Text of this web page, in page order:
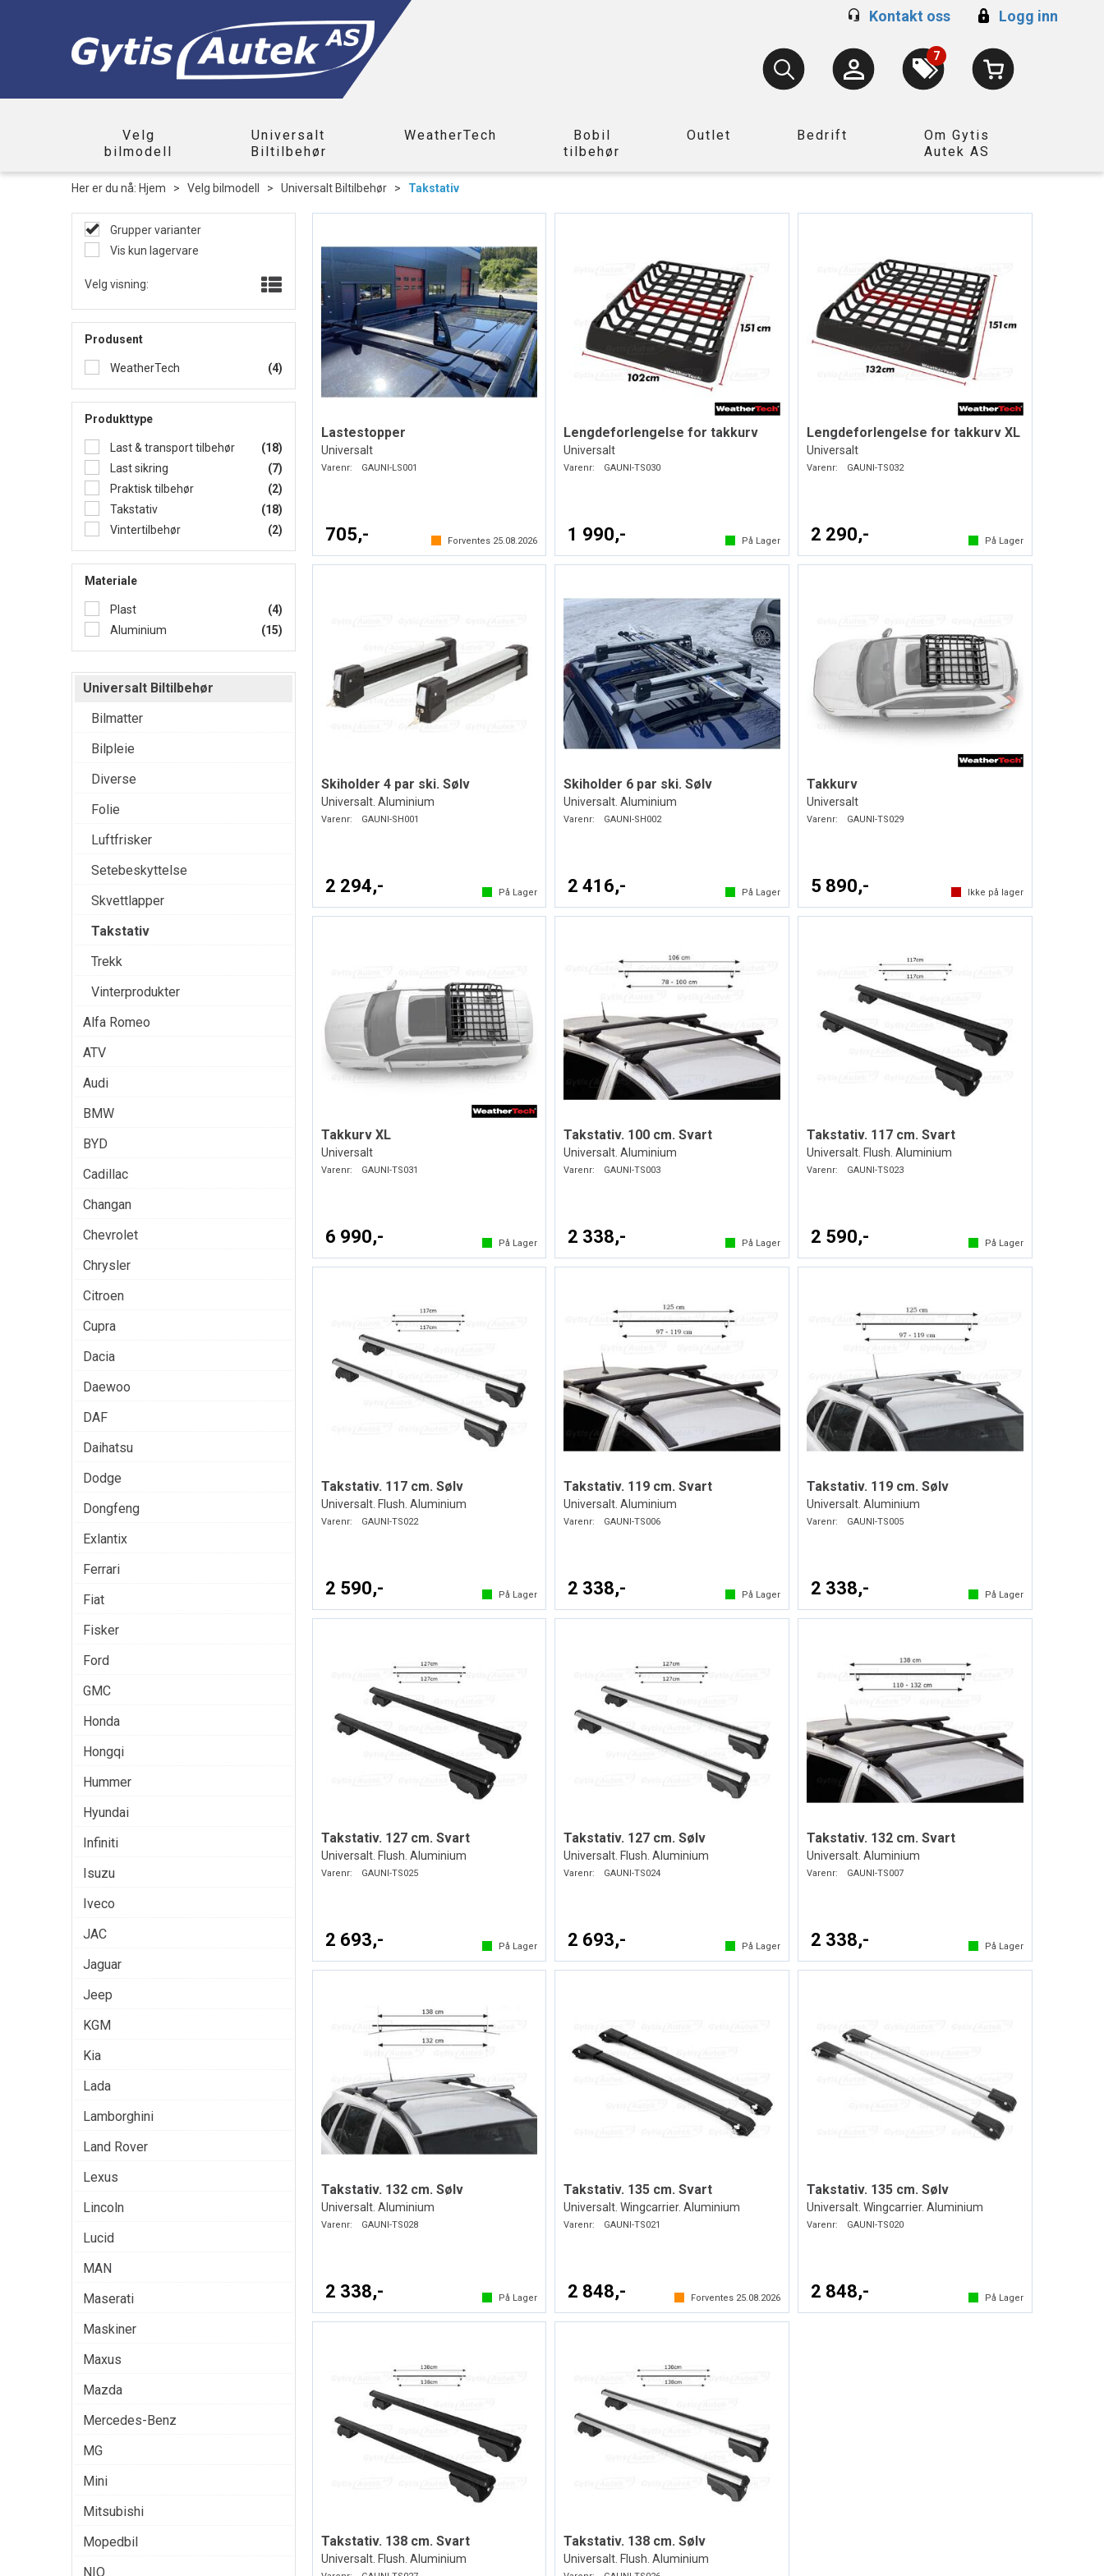
Kontakt oss Logg inn
7
Velg
bilmodell
Universalt
Biltilbehør
WeatherTech
Bobil
tilbehør
Outlet Bedrift
Om Gytis
Autek AS
Her er du nå: Hjem > Velg bilmodell > Universalt Biltilbehør > Takstativ
Grupper varianter
Vis kun lagervare
Velg visning:
Produsent
WeatherTech (4)
Produkttype
Last & transport tilbehør
(18)
Last sikring
(7)
Praktisk tilbehør
(2)
Takstativ
(18)
Vintertilbehør
(2)
Materiale
Plast
(4)
Aluminium
(15)
Universalt Biltilbehør
Bilmatter
Bilpleie
Diverse
Folie
Luftfrisker
Setebeskyttelse
Skvettlapper
Takstativ
Trekk
Vinterprodukter
Alfa Romeo
ATV
Audi
BMW
BYD
Cadillac
Changan
Chevrolet
Chrysler
Citroen
Cupra
Dacia
Daewoo
DAF
Daihatsu
Dodge
Dongfeng
Exlantix
Ferrari
Fiat
Fisker
Ford
GMC
Honda
Hongqi
Hummer
Hyundai
Infiniti
Isuzu
Iveco
JAC
Jaguar
Jeep
KGM
Kia
Lada
Lamborghini
Land Rover
Lexus
Lincoln
Lucid
MAN
Maserati
Maskiner
Maxus
Mazda
Mercedes-Benz
MG
Mini
Mitsubishi
Mopedbil
NIO
Lastestopper
Universalt
Varenr: GAUNI-LS001
705,- Forventes 25.08.2026
Lengdeforlengelse for takkurv
Universalt
Varenr: GAUNI-TS030
1 990,- På Lager
Lengdeforlengelse for takkurv XL
Universalt
Varenr: GAUNI-TS032
2 290,- På Lager
Skiholder 4 par ski. Sølv
Universalt. Aluminium
Varenr: GAUNI-SH001
2 294,- På Lager
Skiholder 6 par ski. Sølv
Universalt. Aluminium
Varenr: GAUNI-SH002
2 416,- På Lager
Takkurv
Universalt
Varenr: GAUNI-TS029
5 890,- Ikke på lager
Takkurv XL
Universalt
Varenr: GAUNI-TS031
6 990,- På Lager
Takstativ. 100 cm. Svart
Universalt. Aluminium
Varenr: GAUNI-TS003
2 338,- På Lager
Takstativ. 117 cm. Svart
Universalt. Flush. Aluminium
Varenr: GAUNI-TS023
2 590,- På Lager
Takstativ. 117 cm. Sølv
Universalt. Flush. Aluminium
Varenr: GAUNI-TS022
2 590,- På Lager
Takstativ. 119 cm. Svart
Universalt. Aluminium
Varenr: GAUNI-TS006
2 338,- På Lager
Takstativ. 119 cm. Sølv
Universalt. Aluminium
Varenr: GAUNI-TS005
2 338,- På Lager
Takstativ. 127 cm. Svart
Universalt. Flush. Aluminium
Varenr: GAUNI-TS025
2 693,- På Lager
Takstativ. 127 cm. Sølv
Universalt. Flush. Aluminium
Varenr: GAUNI-TS024
2 693,- På Lager
Takstativ. 132 cm. Svart
Universalt. Aluminium
Varenr: GAUNI-TS007
2 338,- På Lager
Takstativ. 132 cm. Sølv
Universalt. Aluminium
Varenr: GAUNI-TS028
2 338,- På Lager
Takstativ. 135 cm. Svart
Universalt. Wingcarrier. Aluminium
Varenr: GAUNI-TS021
2 848,- Forventes 25.08.2026
Takstativ. 135 cm. Sølv
Universalt. Wingcarrier. Aluminium
Varenr: GAUNI-TS020
2 848,- På Lager
Takstativ. 138 cm. Svart
Universalt. Flush. Aluminium
Takstativ. 138 cm. Sølv
Universalt. Flush. Aluminium